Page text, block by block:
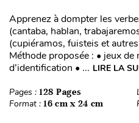
Apprenez à dompter les
(cantaba, hablan,
(cupiéramos, fuisteis et
Méthode proposée : • jeux
d’identification • ... LIRE LA
Pages : 128 Pages
Format : 16 cm x 24 cm